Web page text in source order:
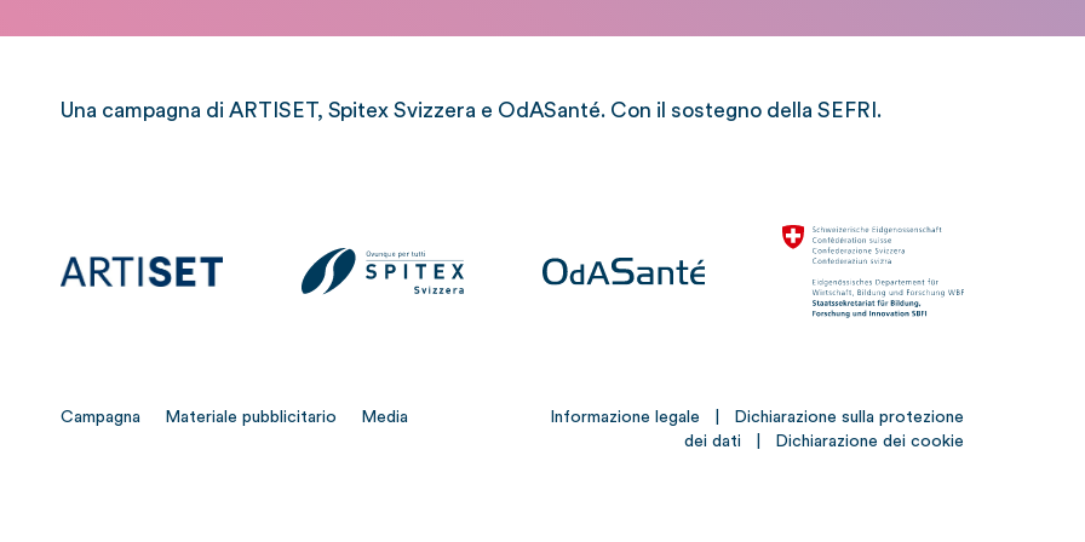
Una campagna di ARTISET, Spitex Svizzera e OdASanté. Con il sostegno della SEFRI.
Campagna Materiale pubblicitario Media Informazione legale
Dichiarazione sulla protezione
dei dati
Dichiarazione dei cookie